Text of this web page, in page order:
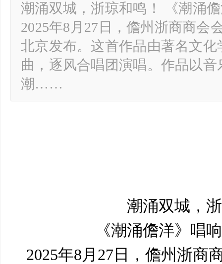
潮涌双城，浙琼和鸣！ 《潮涌
2025年8月27日，儋州浙商商会
北京发布。这首作品由著名文
曲，逐风合唱团演唱。作品以
潮……
潮涌双城，
《潮涌儋洋》唱
2025年8月27日，儋州浙商